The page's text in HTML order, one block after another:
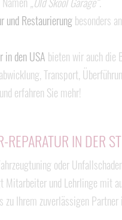
und Restaurierungbesonders an
in den USA bieten wir auch die
Transport,
erfahren Sie mehr!
REPARATUR IN DER
oder
und Lehrlinge mit
Ihrem zuverlässigen